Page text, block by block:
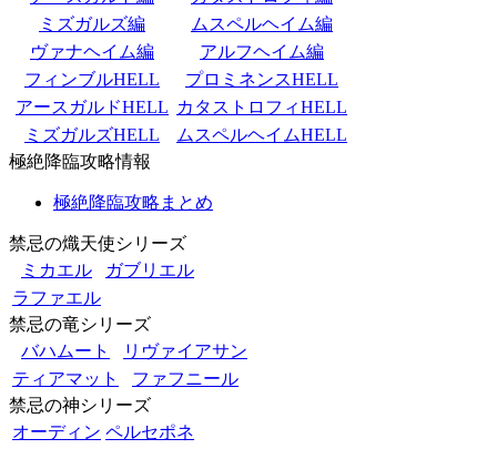
ミズガルズ編
ムスペルヘイム編
ヴァナヘイム編
アルフヘイム編
フィンブルHELL
プロミネンスHELL
アースガルドHELL カタストロフィHELL
ミズガルズHELL
ムスペルヘイムHELL
極絶降臨攻略情報
極絶降臨攻略まとめ
禁忌の熾天使シリーズ
ミカエル
ガブリエル
ラファエル
禁忌の竜シリーズ
バハムート
リヴァイアサン
ティアマット
ファフニール
禁忌の神シリーズ
オーディン ペルセポネ